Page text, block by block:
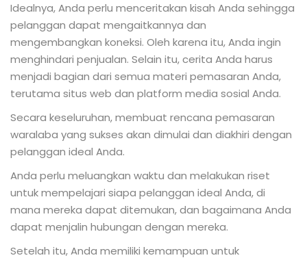
Idealnya, Anda perlu menceritakan kisah Anda sehingga
pelanggan dapat mengaitkannya dan
mengembangkan koneksi. Oleh karena itu, Anda ingin
menghindari penjualan. Selain itu, cerita Anda harus
menjadi bagian dari semua materi pemasaran Anda,
terutama situs web dan platform media sosial Anda.
Secara keseluruhan, membuat rencana pemasaran
waralaba yang sukses akan dimulai dan diakhiri dengan
pelanggan ideal Anda.
Anda perlu meluangkan waktu dan melakukan riset
untuk mempelajari siapa pelanggan ideal Anda, di
mana mereka dapat ditemukan, dan bagaimana Anda
dapat menjalin hubungan dengan mereka.
Setelah itu, Anda memiliki kemampuan untuk